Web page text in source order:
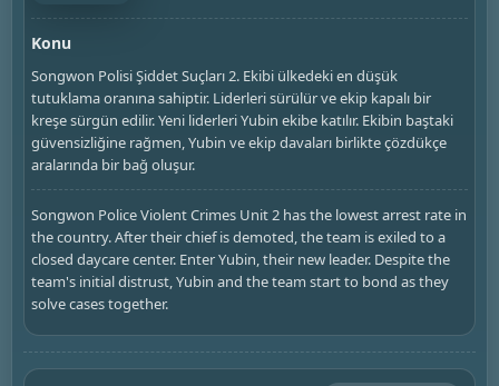
Konu
Songwon Polisi Şiddet Suçları 2. Ekibi ülkedeki en düşük
tutuklama oranına sahiptir. Liderleri sürülür ve ekip kapalı bir
kreşe sürgün edilir. Yeni liderleri Yubin ekibe katılır. Ekibin baştaki
güvensizliğine rağmen, Yubin ve ekip davaları birlikte çözdükçe
aralarında bir bağ oluşur.
Songwon Police Violent Crimes Unit 2 has the lowest arrest rate in
the country. After their chief is demoted, the team is exiled to a
closed daycare center. Enter Yubin, their new leader. Despite the
team's initial distrust, Yubin and the team start to bond as they
solve cases together.